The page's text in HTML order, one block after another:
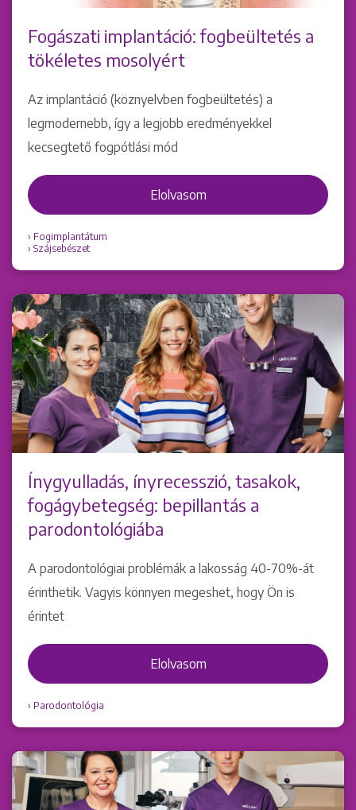
+36 1 222 7250
+36 1 222 9150
1148 Budapest, Örs vezér tere 2.
Fogászati implantáció: fogbeültetés a
tökéletes mosolyért
Az implantáció (köznyelvben fogbeültetés) a
legmodernebb, így a legjobb eredményekkel
kecsegtető fogpótlási mód
Elolvasom
Fogimplantátum
Szájsebészet
Ínygyulladás, ínyrecesszió, tasakok,
fogágybetegség: bepillantás a
parodontológiába
A parodontológiai problémák a lakosság 40-70%-át
érinthetik. Vagyis könnyen megeshet, hogy Ön is
érintet
Elolvasom
Parodontológia